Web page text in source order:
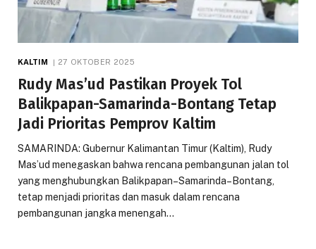
KALTIM 27 OKTOBER 2025
Rudy Mas’ud Pastikan Proyek Tol
Balikpapan-Samarinda-Bontang Tetap
Jadi Prioritas Pemprov Kaltim
SAMARINDA: Gubernur Kalimantan Timur (Kaltim), Rudy
Mas’ud menegaskan bahwa rencana pembangunan jalan tol
yang menghubungkan Balikpapan–Samarinda–Bontang,
tetap menjadi prioritas dan masuk dalam rencana
pembangunan jangka menengah…